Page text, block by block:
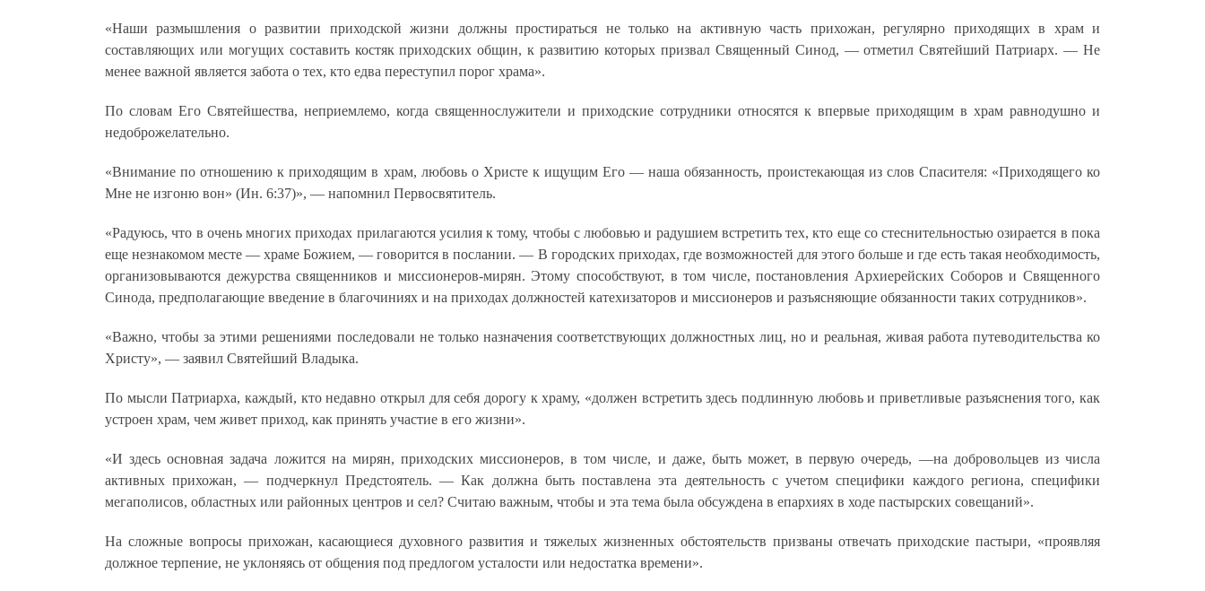
«Наши размышления о развитии приходской жизни должны простираться не только на активную часть прихожан, регулярно приходящих в храм и
составляющих или могущих составить костяк приходских общин, к развитию которых призвал Священный Синод, — отметил Святейший Патриарх. —Не
менее важной является забота о тех, кто едва переступил порог храма».
По словам Его Святейшества, неприемлемо, когда священнослужители и приходские сотрудники относятся к впервые приходящим в храм равнодушно и
недоброжелательно.
«Внимание по отношению к приходящим в храм, любовь о Христе к ищущим Его— наша обязанность, проистекающая из слов Спасителя: «Приходящего ко
Мне не изгоню вон» (Ин. 6:37)», — напомнил Первосвятитель.
«Радуюсь, что в очень многих приходах прилагаются усилия к тому, чтобы с любовью и радушием встретить тех, кто еще со стеснительностью озирается в пока
еще незнакомом месте— храме Божием,— говорится в послании.— В городских приходах, где возможностей для этого больше и где есть такая необходимость,
организовываются дежурства священников и миссионеров-мирян. Этому способствуют, в том числе, постановления Архиерейских Соборов и Священного
Синода, предполагающие введение в благочиниях и на приходах должностей катехизаторов и миссионеров и разъясняющие обязанности таких сотрудников».
«Важно, чтобы за этими решениями последовали не только назначения соответствующих должностных лиц, но и реальная, живая работа путеводительства ко
Христу», — заявил Святейший Владыка.
По мысли Патриарха, каждый, кто недавно открыл для себя дорогу к храму, «должен встретить здесь подлинную любовь и приветливые разъяснения того, как
устроен храм, чем живет приход, как принять участие в его жизни».
«И здесь основная задача ложится на мирян, приходских миссионеров, в том числе, и даже, быть может, в первую очередь, —на добровольцев из числа
активных прихожан,— подчеркнул Предстоятель.— Как должна быть поставлена эта деятельность с учетом специфики каждого региона, специфики
мегаполисов, областных или районных центров и сел? Считаю важным, чтобы и эта тема была обсуждена в епархиях в ходе пастырских совещаний».
На сложные вопросы прихожан, касающиеся духовного развития и тяжелых жизненных обстоятельств призваны отвечать приходские пастыри, «проявляя
должное терпение, не уклоняясь от общения под предлогом усталости или недостатка времени».